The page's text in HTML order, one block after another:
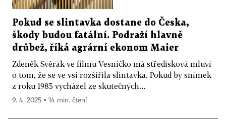
Pokud se slintavka dostane do Česka,
škody budou fatální. Podraží hlavně
drůbež, říká agrární ekonom Maier
Zdeněk Svěrák ve filmu Vesničko má středisková mluví
o tom, že se ve vsi rozšířila slintavka. Pokud by snímek
z roku 1985 vycházel ze skutečných...
9. 4. 2025 ▪ 14 min. čtení